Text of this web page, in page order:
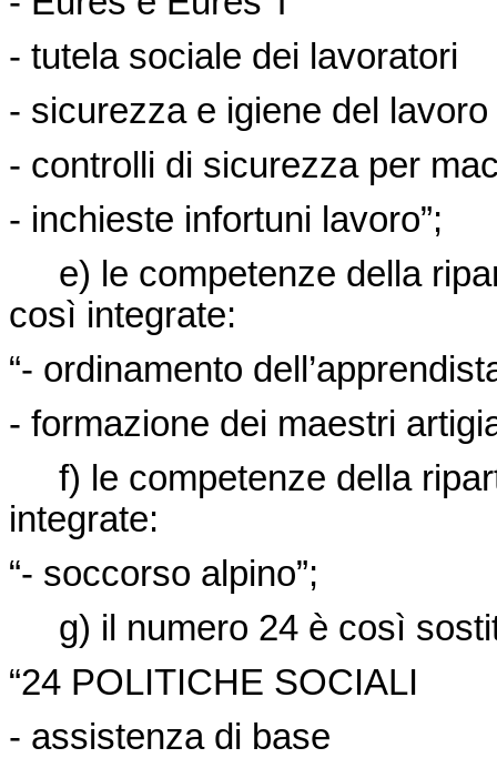
- tutela sociale dei lavoratori
- sicurezza e igiene del lavoro
- controlli di sicurezza per
- inchieste infortuni lavoro”;
e) le competenze della
così integrate:
“- ordinamento
- formazione dei maestri
f) le competenze della
integrate:
“- soccorso alpino”;
g) il numero 24 è così
“24 POLITICHE SOCIALI
- assistenza di base